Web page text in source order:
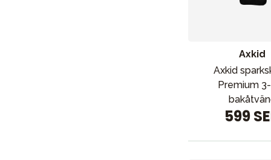
Axkid
Axkid
Premium
599